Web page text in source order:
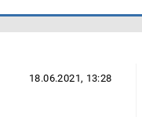
18.06.2021, 13:28